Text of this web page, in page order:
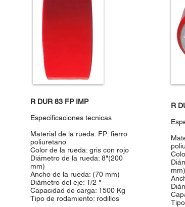
R DUR 83 FP IMP
Especificaciones tecnicas
Material de la rueda: FP: fierro
poliuretano
Color de la rueda: gris con rojo
Diámetro de la rueda: 8"(200
mm)
Ancho de la rueda: (70 mm)
Diámetro del eje: 1/2 "
Capacidad de carga: 1500 Kg
Tipo de rodamiento: rodillos
R
mm)